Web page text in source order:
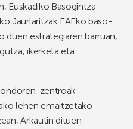
Euskadiko Basogintza
Jaurlaritzak EAEko baso-
duen estrategiaren barruan,
ikerketa eta
zentroak
lehen emaitzetako
Arkautin dituen